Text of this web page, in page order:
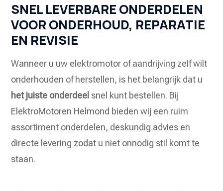
SNEL LEVERBARE ONDERDELEN
VOOR ONDERHOUD, REPARATIE
EN REVISIE
Wanneer u uw elektromotor of aandrijving zelf wilt
onderhouden of herstellen, is het belangrijk dat u
het juiste onderdeel snel kunt bestellen. Bij
ElektroMotoren Helmond bieden wij een ruim
assortiment onderdelen, deskundig advies en
directe levering zodat u niet onnodig stil komt te
staan.